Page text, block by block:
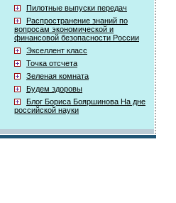
Пилотные выпуски передач
Распространение знаний по
вопросам экономической и
финансовой безопасности России
Экселлент класс
Точка отсчета
Зеленая комната
Будем здоровы
Блог Бориса Бояршинова На дне
российской науки